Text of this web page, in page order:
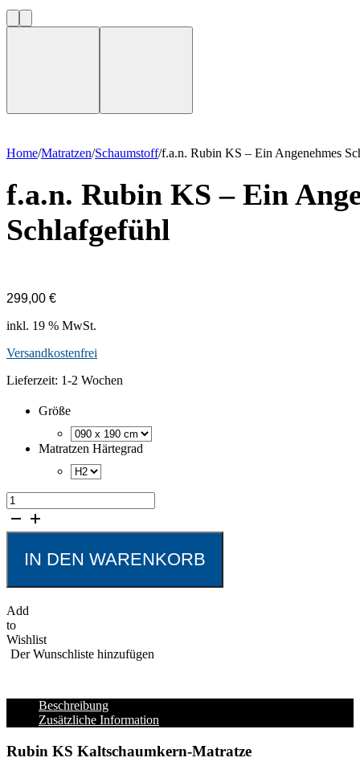
Home/Matratzen/Schaumstoff/f.a.n. Rubin KS – Ein Angenehmes
f.a.n. Rubin KS – Ein
Schlafgefühl
299,00 €
inkl. 19 % MwSt.
Versandkostenfrei
Lieferzeit: 1-2 Wochen
Größe
Matratzen Härtegrad
f.a.n.
Rubin
Schlafgefühl
IN DEN WARENKORB
Add
to
Wishlist
Der Wunschliste hinzufügen
Beschreibung
Zusätzliche Information
Rubin KS Kaltschaumkern-Matratze